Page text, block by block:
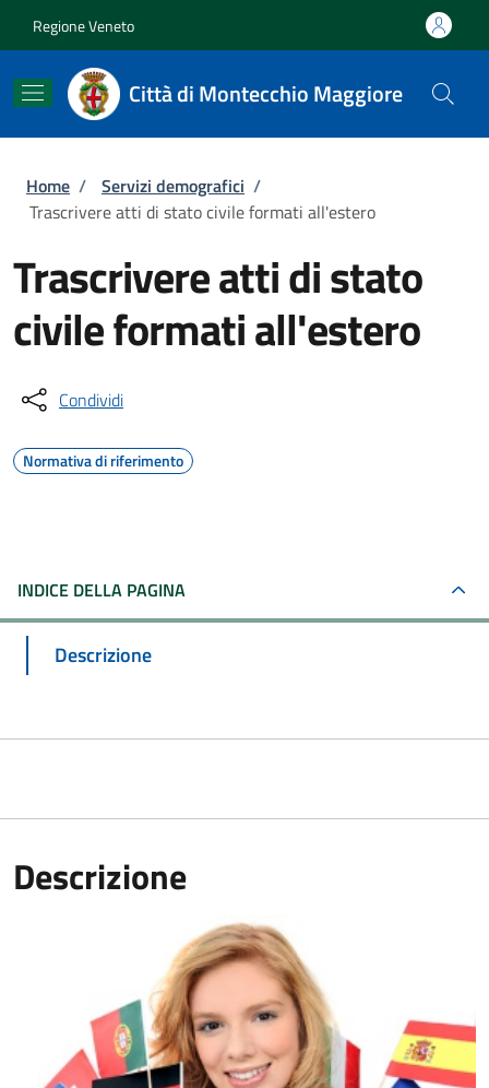
Regione Veneto
Città di Montecchio Maggiore
Briciole di pane
Home / Servizi demografici /
Trascrivere atti di stato civile formati all'estero
Trascrivere atti di stato
civile formati all'estero
Condividi
Normativa di riferimento
INDICE DELLA PAGINA
Descrizione
Descrizione